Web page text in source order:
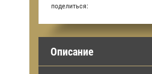
поделиться:
Описание